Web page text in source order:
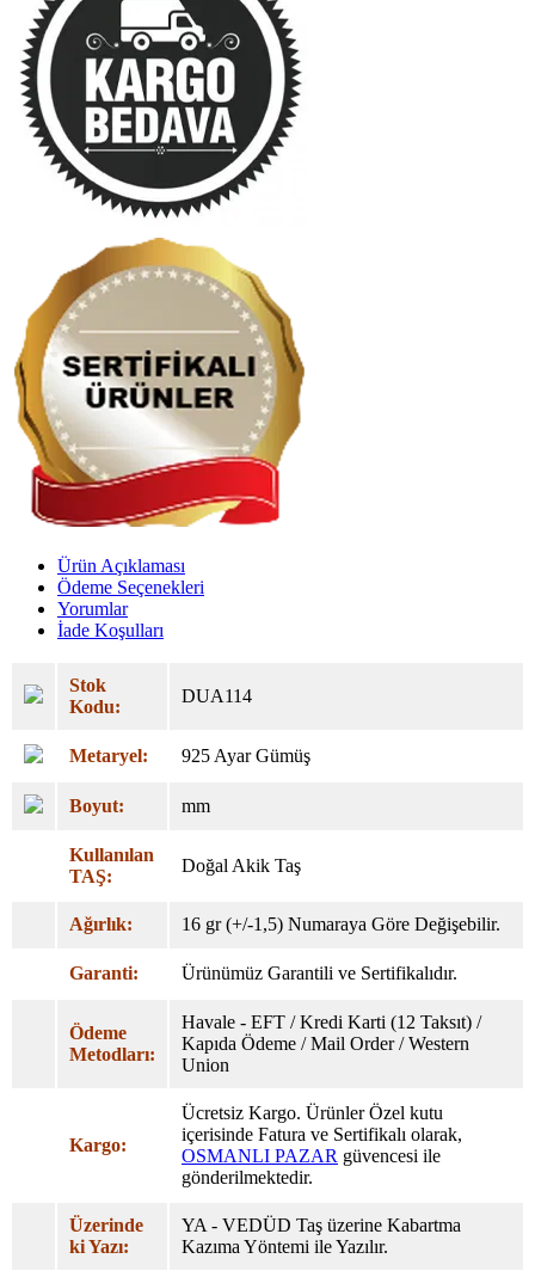
Ürün Açıklaması
Ödeme Seçenekleri
Yorumlar
İade Koşulları
Stok
Kodu:
DUA114
Metaryel: 925 Ayar Gümüş
Boyut: mm
Kullanılan
TAŞ:
Doğal Akik Taş
Ağırlık: 16 gr (+/-1,5) Numaraya Göre Değişebilir.
Garanti: Ürünümüz Garantili ve Sertifikalıdır.
Ödeme
Metodları:
Havale - EFT / Kredi Karti (12 Taksıt) /
Kapıda Ödeme / Mail Order / Western
Union
Kargo:
Ücretsiz Kargo. Ürünler Özel kutu
içerisinde Fatura ve Sertifikalı olarak,
OSMANLI PAZAR güvencesi ile
gönderilmektedir.
Üzerinde
ki Yazı:
YA - VEDÜD Taş üzerine Kabartma
Kazıma Yöntemi ile Yazılır.